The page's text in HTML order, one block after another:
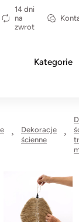
14 dni
na
zwrot
Kategorie
Dekoracje
ścienne